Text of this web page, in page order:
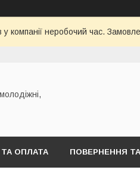
у компанії неробочий час.
ОПЛАТА ПОВЕРНЕННЯ